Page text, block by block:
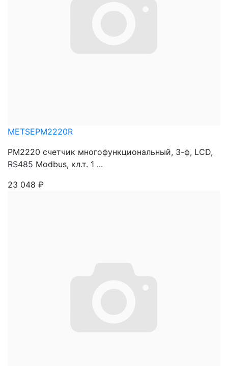
METSEPM2220R
PM2220 счетчик многофункциональный, 3-ф, LCD,
RS485 Modbus, кл.т. 1 ...
23 048 ₽